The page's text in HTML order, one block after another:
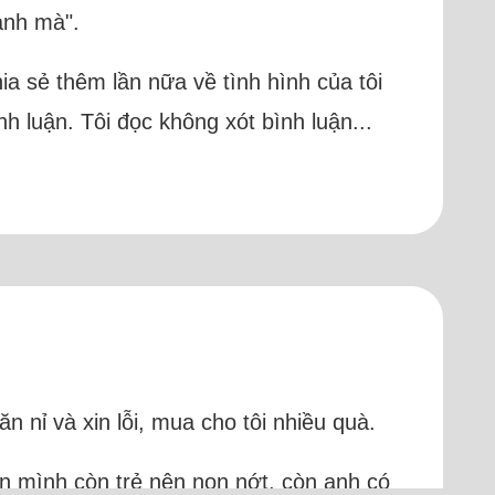
mà".
sẻ thêm lần nữa về tình hình của tôi
luận. Tôi đọc không xót bình luận...
nỉ và xin lỗi, mua cho tôi nhiều quà.
mình còn trẻ nên non nớt, còn anh có